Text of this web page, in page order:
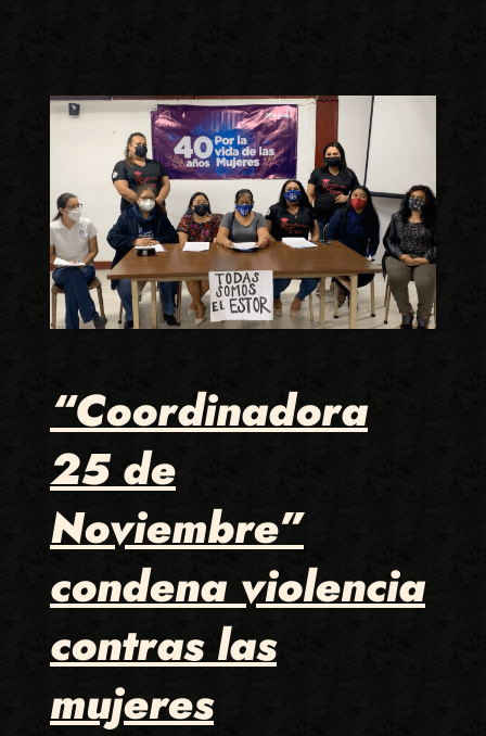
“Coordinadora
25 de
Noviembre”
condena violencia
contras las
mujeres